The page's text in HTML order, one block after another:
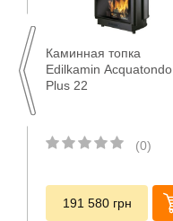
CS
Каминная топка
Edilkamin Acquatondo
Plus 22
(0)
191 580 грн